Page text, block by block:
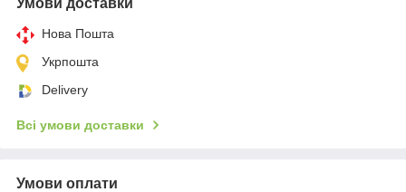
Нова Пошта
Укрпошта
Delivery
Всі умови доставки
Умови оплати